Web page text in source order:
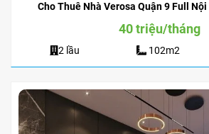
Cho Thuê Nhà Verosa Quận 9 Full
40 triệu/tháng
2 lầu 102m2